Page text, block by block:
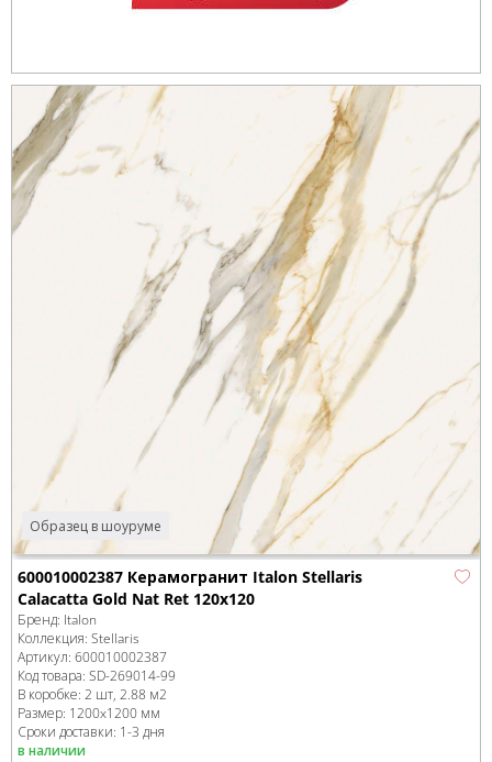
Образец в шоуруме
600010002387 Керамогранит Italon Stellaris
Calacatta Gold Nat Ret 120x120
Бренд: Italon
Коллекция: Stellaris
Артикул: 600010002387
Код товара: SD-269014-99
В коробке: 2 шт, 2.88 м2
Размер: 1200x1200 мм
Сроки доставки: 1-3 дня
в наличии